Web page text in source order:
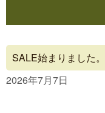
Concept
SALE始まりました。
2026年7月7日